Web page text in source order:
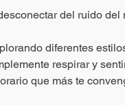
del ruido del
diferentes
respirar y
que más te